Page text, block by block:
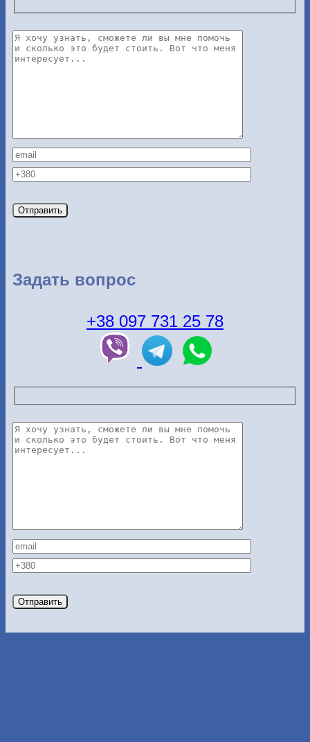
Задать вопрос
+38 097 731 25 78